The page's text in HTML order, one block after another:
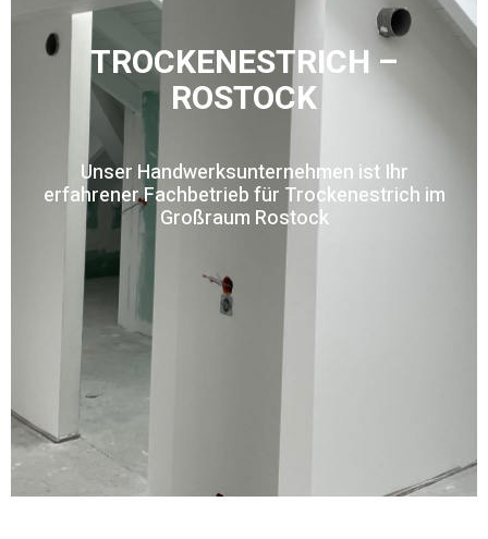
TROCKENESTRICH –
ROSTOCK
Unser Handwerksunternehmen ist Ihr
erfahrener Fachbetrieb für Trockenestrich im
Großraum Rostock